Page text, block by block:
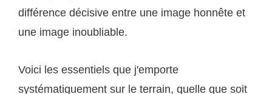
différence décisive entre une image honnête et
une image inoubliable.
Voici les essentiels que j'emporte
systématiquement sur le terrain, quelle que soit